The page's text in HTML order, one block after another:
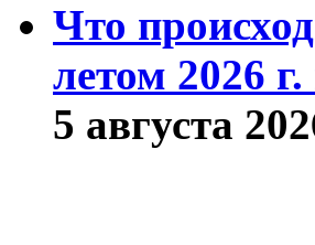
Что
летом 2026
5 августа